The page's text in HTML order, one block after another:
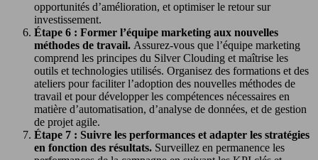
opportunités d’amélioration, et optimiser le retour sur
investissement.
Étape 6 : Former l’équipe marketing aux nouvelles
méthodes de travail. Assurez-vous que l’équipe marketing
comprend les principes du Silver Clouding et maîtrise les
outils et technologies utilisés. Organisez des formations et des
ateliers pour faciliter l’adoption des nouvelles méthodes de
travail et pour développer les compétences nécessaires en
matière d’automatisation, d’analyse de données, et de gestion
de projet agile.
Étape 7 : Suivre les performances et adapter les stratégies
en fonction des résultats. Surveillez en permanence les